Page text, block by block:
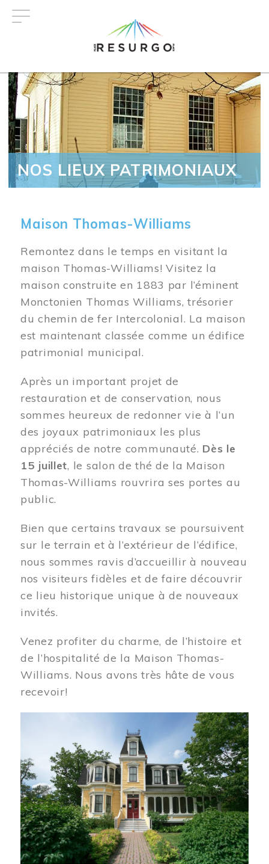
NOS LIEUX PATRIMONIAUX
Maison Thomas-Williams
Remontez dans le temps en visitant la
maison Thomas-Williams! Visitez la
maison construite en 1883 par l’éminent
Monctonien Thomas Williams, trésorier
du chemin de fer Intercolonial. La maison
est maintenant classée comme un édifice
patrimonial municipal.
Après un important projet de
restauration et de conservation, nous
sommes heureux de redonner vie à l’un
des joyaux patrimoniaux les plus
appréciés de notre communauté. Dès le
15 juillet, le salon de thé de la Maison
Thomas-Williams rouvrira ses portes au
public.
Bien que certains travaux se poursuivent
sur le terrain et à l’extérieur de l’édifice,
nous sommes ravis d’accueillir à nouveau
nos visiteurs fidèles et de faire découvrir
ce lieu historique unique à de nouveaux
invités.
Venez profiter du charme, de l’histoire et
de l’hospitalité de la Maison Thomas-
Williams. Nous avons très hâte de vous
recevoir!